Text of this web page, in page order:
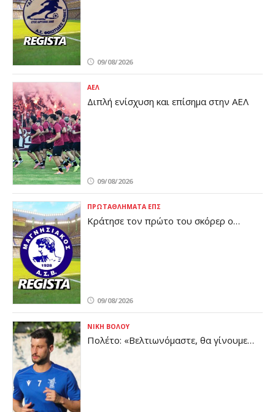
09/08/2026
ΑΕΛ
Διπλή ενίσχυση και επίσημα στην ΑΕΛ
09/08/2026
ΠΡΩΤΑΘΛΉΜΑΤΑ ΕΠΣ
Κράτησε τον πρώτο του σκόρερ ο
09/08/2026
ΝΊΚΗ ΒΌΛΟΥ
Πολέτο: «Βελτιωνόμαστε, θα γίνουμε